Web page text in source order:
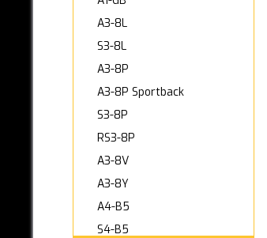
A3-8L
S3-8L
A3-8P
A3-8P Sportback
S3-8P
RS3-8P
A3-8V
A3-8Y
A4-B5
S4-B5